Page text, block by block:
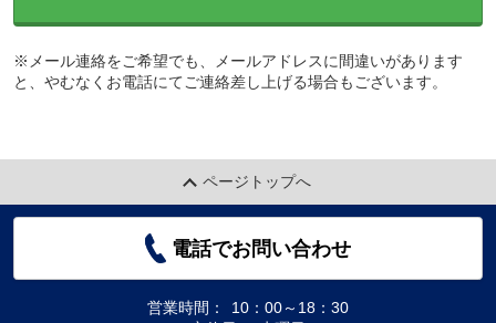
※メール連絡をご希望でも、メールアドレスに間違いがあります
と、やむなくお電話にてご連絡差し上げる場合もございます。
ページトップへ
電話でお問い合わせ
営業時間：
10：00～18：30